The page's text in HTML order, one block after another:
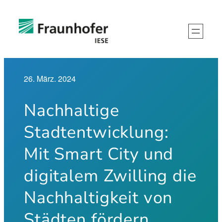
Inhalt
springen
26. März. 2024
Nachhaltige
Stadtentwicklung:
Mit Smart City und
digitalem Zwilling die
Nachhaltigkeit von